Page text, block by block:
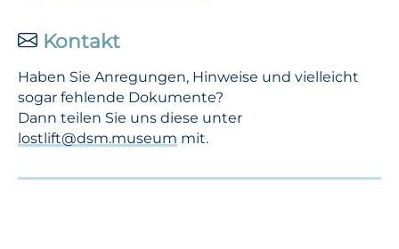
Kontakt
Haben Sie Anregungen, Hinweise und vielleicht
sogar fehlende Dokumente?
Dann teilen Sie uns diese unter
lostlift@dsm.museum mit.